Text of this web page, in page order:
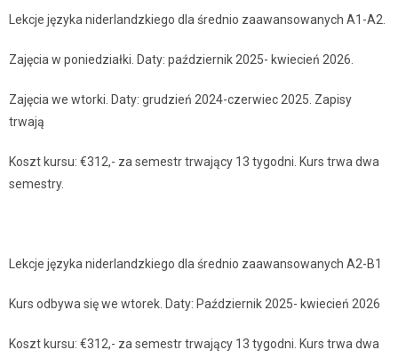
Lekcje języka niderlandzkiego dla średnio zaawansowanych A1-A2.
Zajęcia w poniedziałki. Daty: październik 2025- kwiecień 2026.
Zajęcia we wtorki. Daty: grudzień 2024-czerwiec 2025. Zapisy
trwają
Koszt kursu: €312,- za semestr trwający 13 tygodni. Kurs trwa dwa
semestry.
Lekcje języka niderlandzkiego dla średnio zaawansowanych A2-B1
Kurs odbywa się we wtorek. Daty: Październik 2025- kwiecień 2026
Koszt kursu: €312,- za semestr trwający 13 tygodni. Kurs trwa dwa